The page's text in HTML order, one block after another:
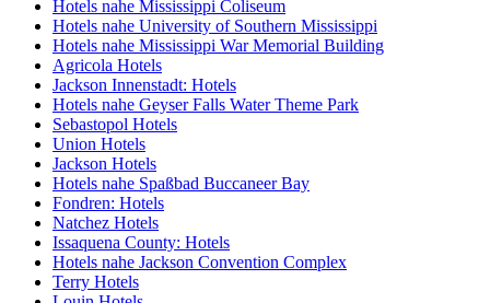
Hotels nahe Mississippi Coliseum
Hotels nahe University of Southern Mississippi
Hotels nahe Mississippi War Memorial Building
Agricola Hotels
Jackson Innenstadt: Hotels
Hotels nahe Geyser Falls Water Theme Park
Sebastopol Hotels
Union Hotels
Jackson Hotels
Hotels nahe Spaßbad Buccaneer Bay
Fondren: Hotels
Natchez Hotels
Issaquena County: Hotels
Hotels nahe Jackson Convention Complex
Terry Hotels